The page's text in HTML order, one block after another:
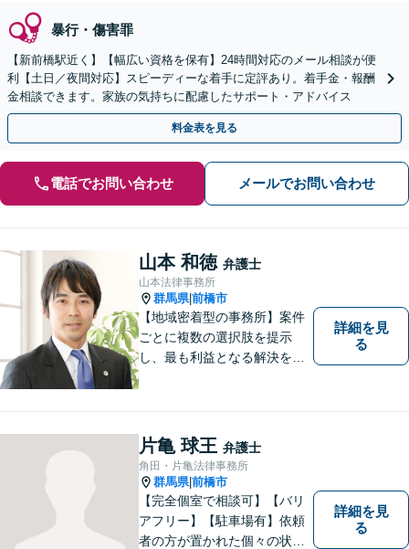
暴行・傷害罪
【新前橋駅近く】【幅広い資格を保有】24時間対応のメール相談が便
利【土日／夜間対応】スピーディーな着手に定評あり。着手金・報酬
金相談できます。家族の気持ちに配慮したサポート・アドバイス
料金表を見る
電話でお問い合わせ メールでお問い合わせ
山本 和徳 弁護士
山本法律事務所
群馬県|前橋市
【地域密着型の事務所】案件
ごとに複数の選択肢を提示
し、最も利益となる解決を目
ドバイス。交通事故・刑事事
件・労働問題など、幅広い事
案に対応。高崎・前橋・太
田・伊勢崎などからのご相談
も可能です
詳細を見
る
片亀 球王 弁護士
角田・片亀法律事務所
群馬県|前橋市
【完全個室で相談可】【バリ
アフリー】【駐車場有】依頼
者の方が置かれた個々の状況
詳細を見
る